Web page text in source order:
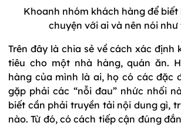
Khoanh nhóm khách hàng để
chuyện với ai và nên nói như
Trên đây là chia sẻ về cách xác định
tiêu cho một nhà hàng, quán ăn.
hàng của mình là ai, họ có các đặc
gặp phải các “nỗi đau” nhức nhối
biết cần phải truyền tải nội dung gì,
nào. Từ đó, có cách tiếp cận đúng